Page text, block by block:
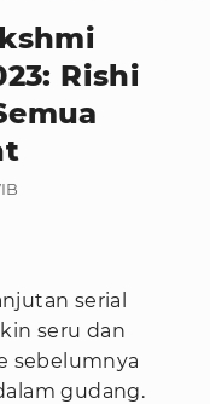
Rishi
serial
seru dan
sebelumnya
gudang.